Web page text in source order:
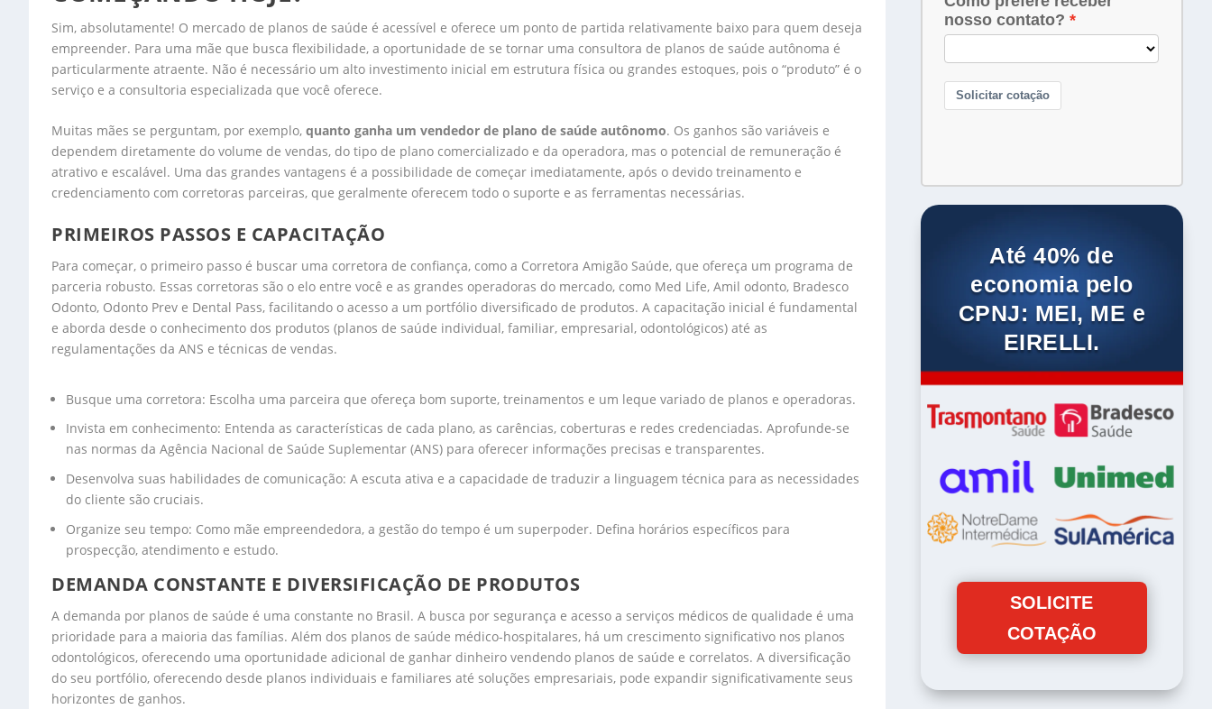
Sim, absolutamente! O mercado de planos de saúde é acessível e oferece um ponto de partida relativamente baixo para quem deseja
empreender. Para uma mãe que busca flexibilidade, a oportunidade de se tornar uma consultora de planos de saúde autônoma é
particularmente atraente. Não é necessário um alto investimento inicial em estrutura física ou grandes estoques, pois o “produto” é o
serviço e a consultoria especializada que você oferece.
Muitas mães se perguntam, por exemplo, quanto ganha um vendedor de plano de saúde autônomo. Os ganhos são variáveis e
dependem diretamente do volume de vendas, do tipo de plano comercializado e da operadora, mas o potencial de remuneração é
atrativo e escalável. Uma das grandes vantagens é a possibilidade de começar imediatamente, após o devido treinamento e
credenciamento com corretoras parceiras, que geralmente oferecem todo o suporte e as ferramentas necessárias.
PRIMEIROS PASSOS E CAPACITAÇÃO
Para começar, o primeiro passo é buscar uma corretora de confiança, como a Corretora Amigão Saúde, que ofereça um programa de
parceria robusto. Essas corretoras são o elo entre você e as grandes operadoras do mercado, como Med Life, Amil odonto, Bradesco
Odonto, Odonto Prev e Dental Pass, facilitando o acesso a um portfólio diversificado de produtos. A capacitação inicial é fundamental
e aborda desde o conhecimento dos produtos (planos de saúde individual, familiar, empresarial, odontológicos) até as
regulamentações da ANS e técnicas de vendas.
Busque uma corretora: Escolha uma parceira que ofereça bom suporte, treinamentos e um leque variado de planos e operadoras.
Invista em conhecimento: Entenda as características de cada plano, as carências, coberturas e redes credenciadas. Aprofunde-se
nas normas da Agência Nacional de Saúde Suplementar (ANS) para oferecer informações precisas e transparentes.
Desenvolva suas habilidades de comunicação: A escuta ativa e a capacidade de traduzir a linguagem técnica para as necessidades
do cliente são cruciais.
Organize seu tempo: Como mãe empreendedora, a gestão do tempo é um superpoder. Defina horários específicos para
prospecção, atendimento e estudo.
DEMANDA CONSTANTE E DIVERSIFICAÇÃO DE PRODUTOS
A demanda por planos de saúde é uma constante no Brasil. A busca por segurança e acesso a serviços médicos de qualidade é uma
prioridade para a maioria das famílias. Além dos planos de saúde médico-hospitalares, há um crescimento significativo nos planos
odontológicos, oferecendo uma oportunidade adicional de ganhar dinheiro vendendo planos de saúde e correlatos. A diversificação
do seu portfólio, oferecendo desde planos individuais e familiares até soluções empresariais, pode expandir significativamente seus
horizontes de ganhos.
Até 40% de
economia pelo
CPNJ: MEI, ME e
EIRELLI.
SOLICITE
COTAÇÃO